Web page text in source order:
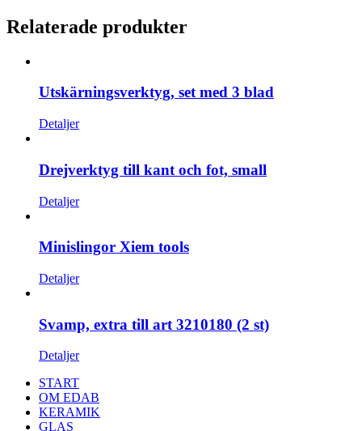
Relaterade produkter
Utskärningsverktyg, set med 3 blad
Detaljer
Drejverktyg till kant och fot, small
Detaljer
Minislingor Xiem tools
Detaljer
Svamp, extra till art 3210180 (2 st)
Detaljer
START
OM EDAB
KERAMIK
GLAS